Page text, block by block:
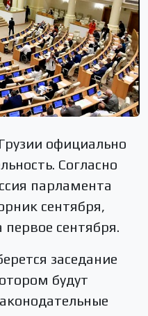
официально
Согласно
парламента
сентября,
сентября.
заседание
будут